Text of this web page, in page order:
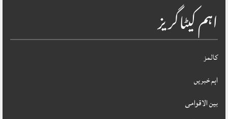
اہم کیٹاگریز
کالمز
اہم خبریں
بین الاقوامی